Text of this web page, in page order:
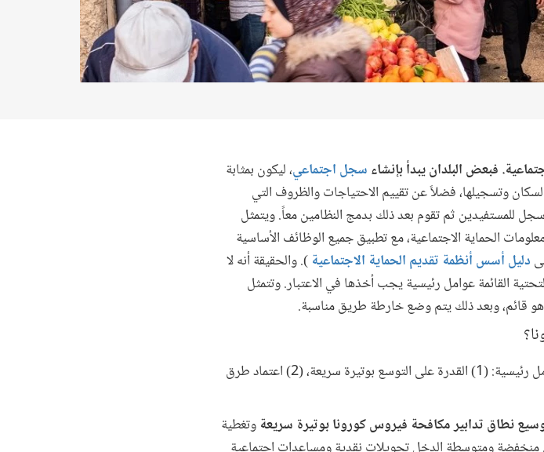
فبعض البلدان يبدأ بإنشاء سجل اجتماعي، ليكون بمثابة
وتسجيلها، فضلاً عن تقييم الاحتياجات والظروف التي
للمستفيدين ثم تقوم بعد ذلك بدمج النظامين معاً. ويتمثل
الحماية الاجتماعية، مع تطبيق جميع الوظائف الأساسية
دليل أسس أنظمة تقديم الحماية الاجتماعية ). والحقيقة أنه لا
القائمة عوامل رئيسية يجب أخذها في الاعتبار. وتتمثل
هو قائم، وبعد ذلك يتم وضع خارطة طريق مناسبة.
من خلال تحليل استجابات بلدان مختلفة لجائحة كورونا تبرز 3 عوامل رئيسية: (1) القدرة على التوسع بوتيرة سريعة، (2) اعتماد طرق
نطاق تدابير مكافحة فيروس كورونا بوتيرة سريعة وتغطية